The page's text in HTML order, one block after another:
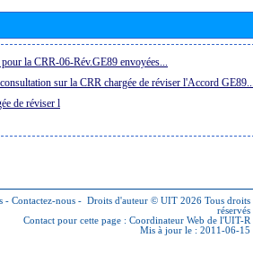
la CRR-06-Rév.GE89 envoyées...
sur la CRR chargée de réviser l'Accord
de réviser l
- Contactez-nous - Droits d'auteur © UIT 2026 Tous droits
réservés
Contact pour cette page : Coordinateur Web de l'UIT-R
Mis à jour le : 2011-06-15